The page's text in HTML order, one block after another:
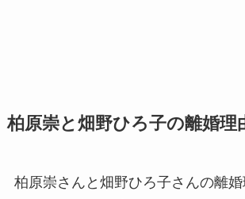
柏原崇と畑野ひろ子の離婚理
柏原崇さんと畑野ひろ子さんの離婚